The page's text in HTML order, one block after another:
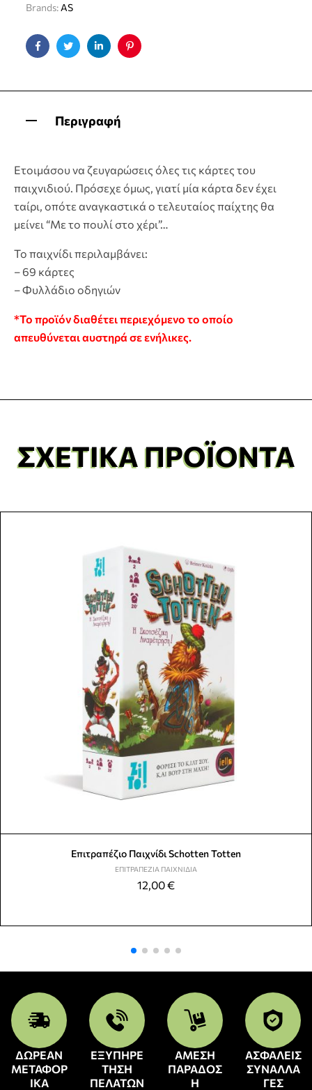
Brands: AS
FacebookTwitterLinkedinPinterest
Περιγραφή
Ετοιμάσου να ζευγαρώσεις όλες τις κάρτες του
παιχνιδιού. Πρόσεχε όμως, γιατί μία κάρτα δεν έχει
ταίρι, οπότε αναγκαστικά ο τελευταίος παίχτης θα
μείνει “Με το πουλί στο χέρι”…
Το παιχνίδι περιλαμβάνει:
– 69 κάρτες
– Φυλλάδιο οδηγιών
*Το προϊόν διαθέτει περιεχόμενο το οποίο
απευθύνεται αυστηρά σε ενήλικες.
ΣΧΕΤΙΚΆ ΠΡΟΪΌΝΤΑ
Επιτραπέζιο Παιχνίδι Schotten Totten
ΕΠΙΤΡΑΠΈΖΙΑ ΠΑΙΧΝΊΔΙΑ
12,00€
ΔΩΡΕΑΝ
ΜΕΤΑΦΟΡ
ΙΚΑ
ΕΞΥΠΗΡΕ
ΤΗΣΗ
ΠΕΛΑΤΩΝ
ΑΜΕΣΗ
ΠΑΡΑΔΟΣ
Η
ΑΣΦΑΛΕΙΣ
ΣΥΝΑΛΛΑ
ΓΕΣ